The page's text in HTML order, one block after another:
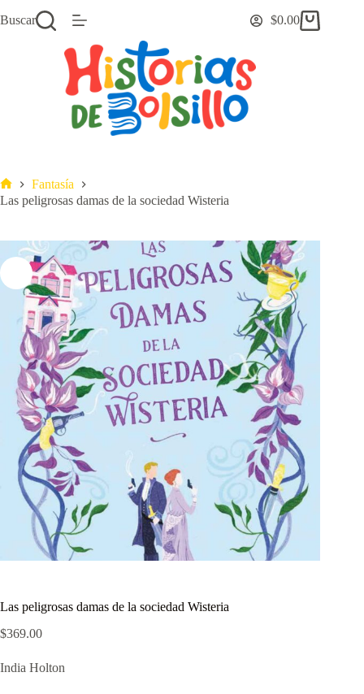
al
Buscar
Carro
$0.00
Inicio
Fantasía
Las peligrosas damas de la sociedad Wisteria
Las peligrosas damas de la sociedad Wisteria
$369.00
India Holton